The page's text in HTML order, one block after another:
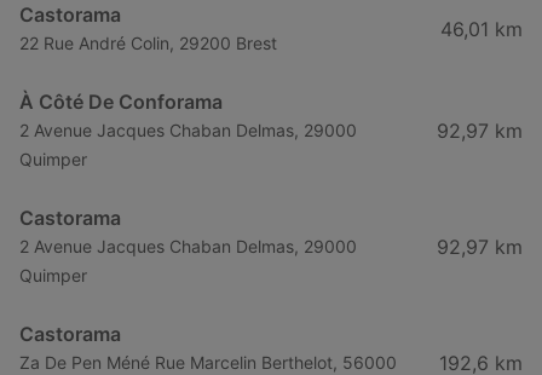
Castorama
22 Rue André Colin, 29200 Brest
46,01 km
À Côté De Conforama
2 Avenue Jacques Chaban Delmas, 29000
Quimper
92,97 km
Castorama
2 Avenue Jacques Chaban Delmas, 29000
Quimper
92,97 km
Castorama
Za De Pen Méné Rue Marcelin Berthelot, 56000
192,6 km